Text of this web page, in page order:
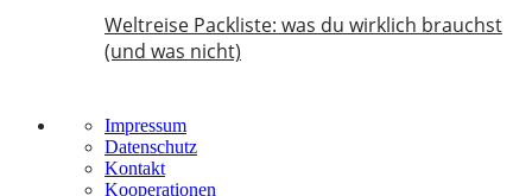
Weltreise Packliste: was du wirklich brauchst
(und was nicht)
Impressum
Datenschutz
Kontakt
Kooperationen